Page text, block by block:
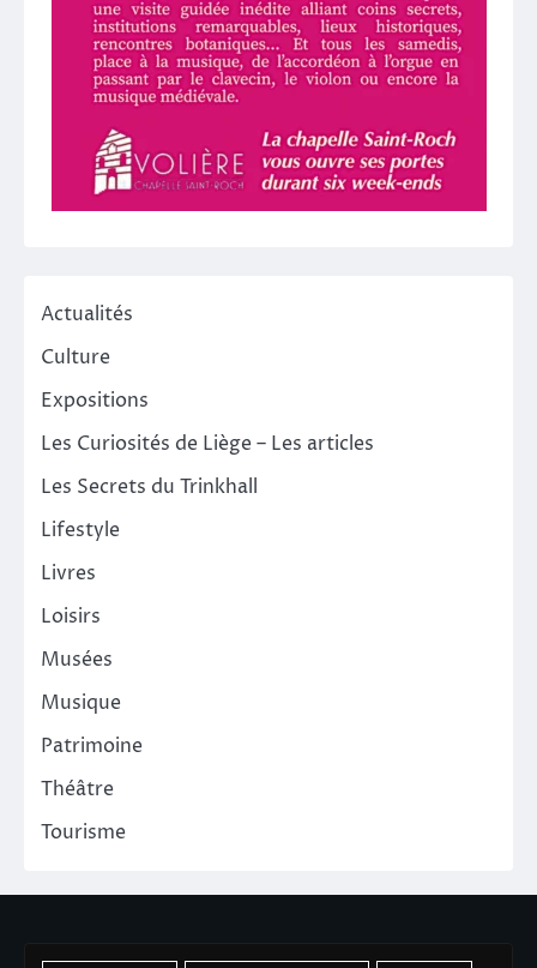
Actualités
Culture
Expositions
Les Curiosités de Liège – Les articles
Les Secrets du Trinkhall
Lifestyle
Livres
Loisirs
Musées
Musique
Patrimoine
Théâtre
Tourisme